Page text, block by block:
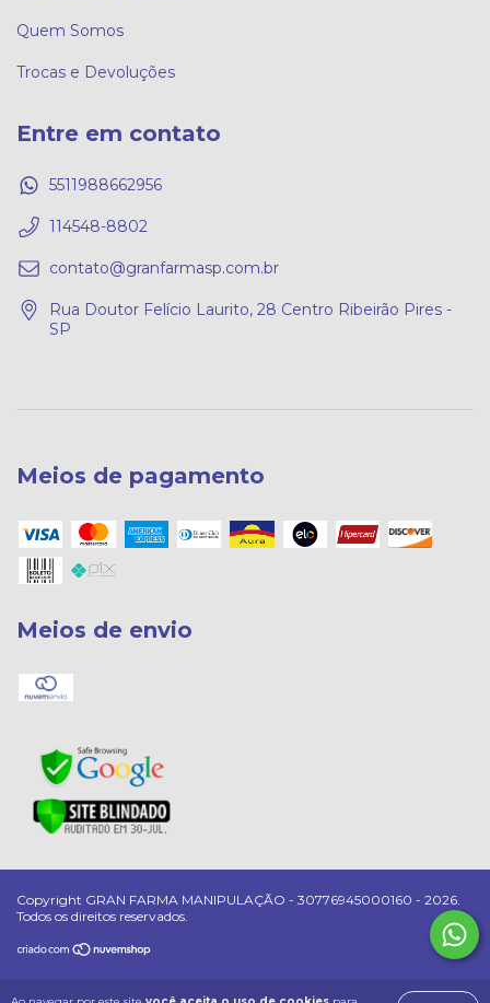
Quem Somos
Trocas e Devoluções
Entre em contato
5511988662956
114548-8802
contato@granfarmasp.com.br
Rua Doutor Felício Laurito, 28 Centro Ribeirão Pires -
SP
Meios de pagamento
Meios de envio
Copyright GRAN FARMA MANIPULAÇÃO - 30776945000160 - 2026.
Todos os direitos reservados.